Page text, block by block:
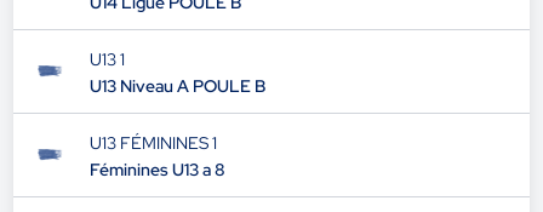
U13 1
U13 Niveau A POULE B
U13 FÉMININES 1
Féminines U13 a 8